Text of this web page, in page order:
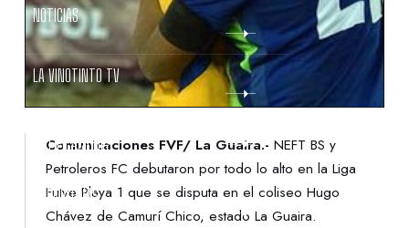
NOTICIAS
LA VINOTINTO TV
NOTIFICACIONES
NORMATIVAS
Comunicaciones FVF/ La Guaira.- NEFT BS y
Petroleros FC debutaron por todo lo alto en la Liga
Futve Playa 1 que se disputa en el coliseo Hugo
Chávez de Camurí Chico, estado La Guaira.